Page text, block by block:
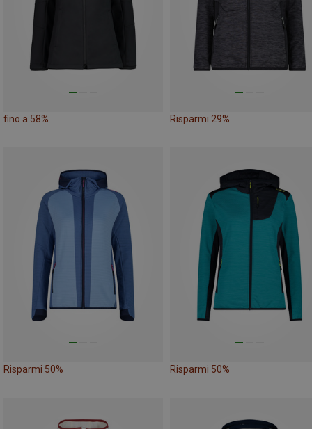
fino a 58% Risparmi 29%
Risparmi 50% Risparmi 50%